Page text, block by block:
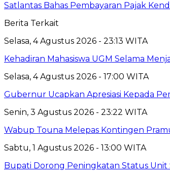
Satlantas Bahas Pembayaran Pajak
Berita Terkait
Selasa, 4 Agustus 2026 - 23:13 WITA
Kehadiran Mahasiswa UGM Selama
Selasa, 4 Agustus 2026 - 17:00 WITA
Gubernur Ucapkan Apresiasi Kepada
Senin, 3 Agustus 2026 - 23:22 WITA
Wabup Touna Melepas Kontingen
Sabtu, 1 Agustus 2026 - 13:00 WITA
Bupati Dorong Peningkatan Status Unit